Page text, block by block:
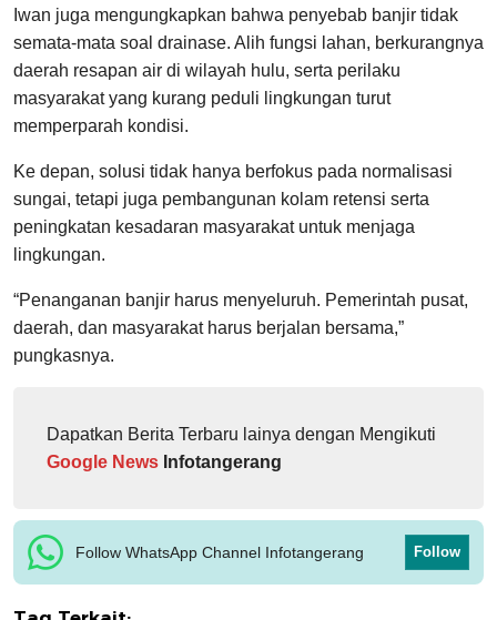
Iwan juga mengungkapkan bahwa penyebab banjir tidak
semata-mata soal drainase. Alih fungsi lahan, berkurangnya
daerah resapan air di wilayah hulu, serta perilaku
masyarakat yang kurang peduli lingkungan turut
memperparah kondisi.
Ke depan, solusi tidak hanya berfokus pada normalisasi
sungai, tetapi juga pembangunan kolam retensi serta
peningkatan kesadaran masyarakat untuk menjaga
lingkungan.
“Penanganan banjir harus menyeluruh. Pemerintah pusat,
daerah, dan masyarakat harus berjalan bersama,”
pungkasnya.
Dapatkan Berita Terbaru lainya dengan Mengikuti
Google News Infotangerang
Follow WhatsApp Channel Infotangerang Follow